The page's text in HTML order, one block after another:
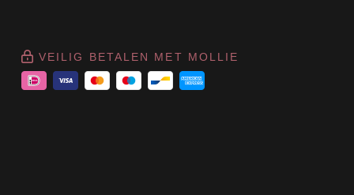
VEILIG BETALEN MET MOLLIE